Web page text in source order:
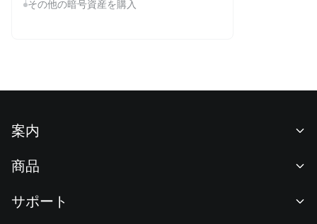
その他の暗号資産を購入
案内
ニュースルーム
商品
サポート